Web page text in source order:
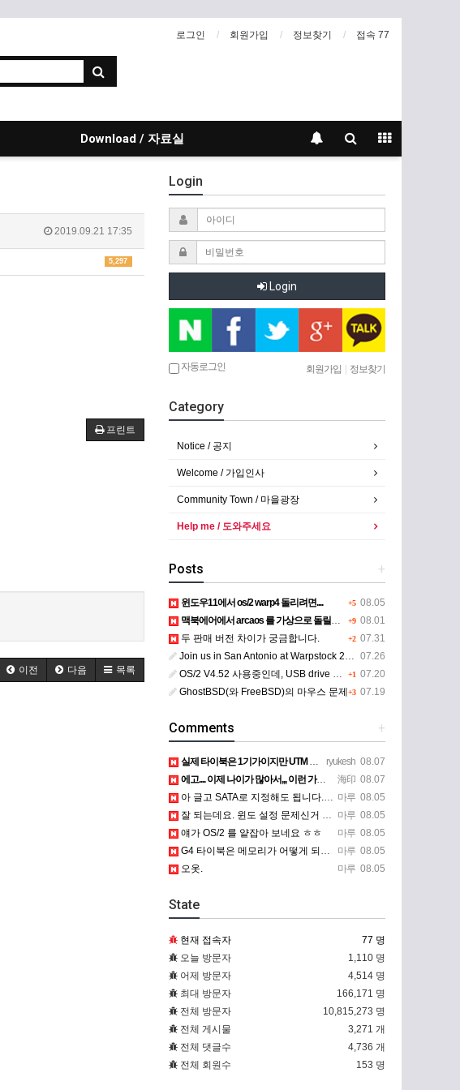
로그인 회원가입 정보찾기 접속 77
Download / 자료실
2019.09.21 17:35
5,297
프린트
이전 다음 목록
Login
Login
자동로그인 회원가입 | 정보찾기
Category
Notice / 공지
Welcome / 가입인사
Community Town / 마을광장
Help me / 도와주세요
+
Posts
+5 08.05
윈도우11에서 os/2 warp4 돌리려면....
+9 08.01
맥북에어에서 arcaos 를 가상으로 돌릴려면 어떻게 해야 하는 지요?
+2 07.31
두 판매 버전 차이가 궁금합니다.
07.26
Join us in San Antonio at Warpstock 2026
+1 07.20
OS/2 V4.52 사용중인데, USB drive 사용 가능한지요?
+3 07.19
GhostBSD(와 FreeBSD)의 마우스 문제
+
Comments
ryukesh 08.07
실제 타이북은 1기가이지만 UTM 설정에선 768mb 입니다. 1기가나 그 보다 넘게 설정하면 UTM 에뮬레…
海印 08.07
에고.... 이제 나이가 많아서,,, 이런 가상pc에 설치해보는 것도 귀찮군요.. ㅎㅎ 날씨도 덥고.....…
마루 08.05
아 글고 SATA로 지정해도 됩니다. 저 글 진짜 이상하네요. 옛날꺼 퍼와서 그런거 같은데요.
마루 08.05
잘 되는데요. 윈도 설정 문제신거 같은데. 크롬 브라우저나 파폭으로 해 보세요
마루 08.05
얘가 OS/2 를 얕잡아 보네요 ㅎㅎ
마루 08.05
G4 타이북은 메모리가 어떻게 되나요?
마루 08.05
오옷.
State
현재 접속자
77 명
오늘 방문자
1,110 명
어제 방문자
4,514 명
최대 방문자
166,171 명
전체 방문자
10,815,273 명
전체 게시물
3,271 개
전체 댓글수
4,736 개
전체 회원수
153 명